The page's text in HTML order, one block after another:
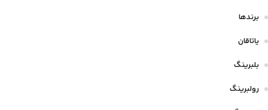
برندها
یاتاقان
بلبرینگ
رولبرینگ